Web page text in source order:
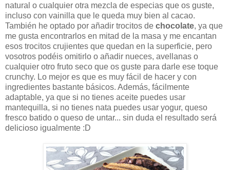
natural o cualquier otra mezcla de especias que os guste,
incluso con vainilla que le queda muy bien al cacao.
También he optado por añadir trocitos de chocolate, ya que
me gusta encontrarlos en mitad de la masa y me encantan
esos trocitos crujientes que quedan en la superficie, pero
vosotros podéis omitirlo o añadir nueces, avellanas o
cualquier otro fruto seco que os guste para darle ese toque
crunchy. Lo mejor es que es muy fácil de hacer y con
ingredientes bastante básicos. Además, fácilmente
adaptable, ya que si no tienes aceite puedes usar
mantequilla, si no tienes nata puedes usar yogur, queso
fresco batido o queso de untar... sin duda el resultado será
delicioso igualmente :D